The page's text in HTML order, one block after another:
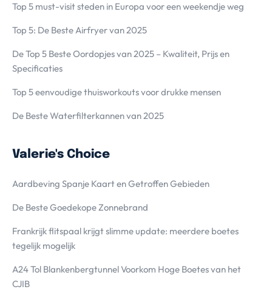
Top 5 must-visit steden in Europa voor een weekendje weg
Top 5: De Beste Airfryer van 2025
De Top 5 Beste Oordopjes van 2025 – Kwaliteit, Prijs en
Specificaties
Top 5 eenvoudige thuisworkouts voor drukke mensen
De Beste Waterfilterkannen van 2025
Valerie's Choice
Aardbeving Spanje Kaart en Getroffen Gebieden
De Beste Goedekope Zonnebrand
Frankrijk flitspaal krijgt slimme update: meerdere boetes
tegelijk mogelijk
A24 Tol Blankenbergtunnel Voorkom Hoge Boetes van het
CJIB